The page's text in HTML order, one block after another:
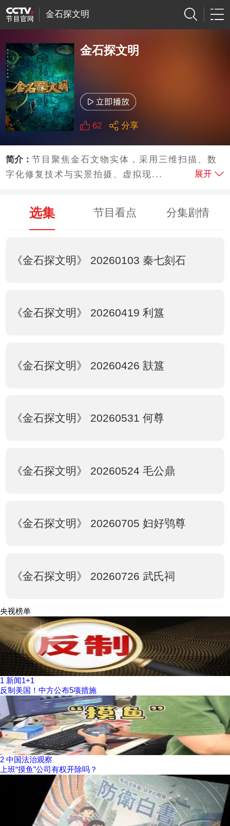
金石探文明
金石探文明
62 分享
简介：节目聚焦金石文物实体，采用三维扫描、数
字化修复技术与实景拍摄、虚拟现...
展开
选集 节目看点 分集剧情
《金石探文明》 20260103 秦七刻石
《金石探文明》 20260419 利簋
《金石探文明》 20260426 㝬簋
《金石探文明》 20260531 何尊
《金石探文明》 20260524 毛公鼎
《金石探文明》 20260705 妇好鸮尊
《金石探文明》 20260726 武氏祠
央视榜单
1 新闻1+1
反制美国！中方公布5项措施
2 中国法治观察
上班“摸鱼”公司有权开除吗？